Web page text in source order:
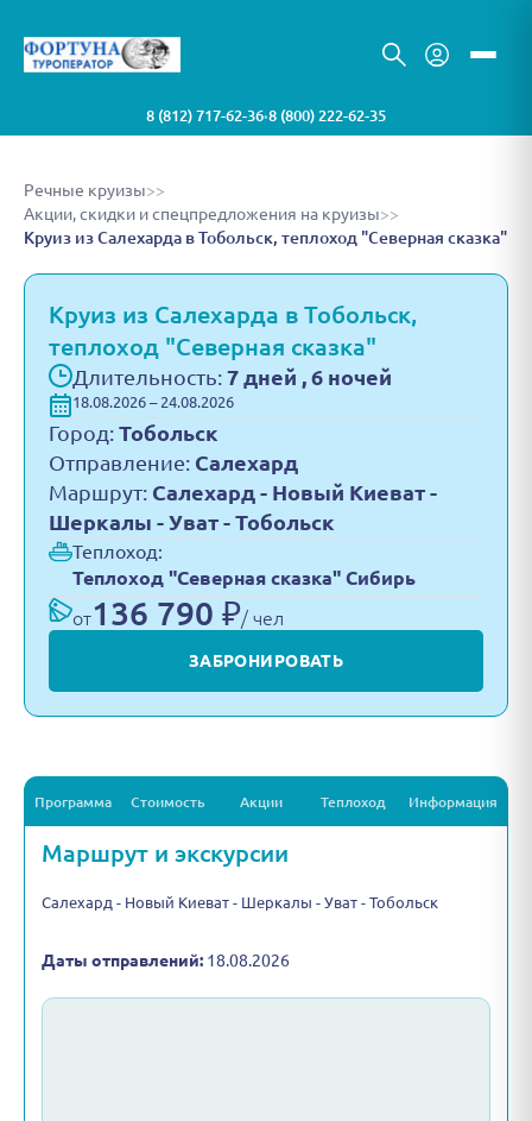
8 (812) 717-62-36•8 (800) 222-62-35
Речные круизы>>
Акции, скидки и спецпредложения на круизы>>
Круиз из Салехарда в Тобольск, теплоход "Северная сказка"
Круиз из Салехарда в Тобольск,
теплоход "Северная сказка"
Длительность: 7 дней , 6 ночей
18.08.2026 – 24.08.2026
Город: Тобольск
Отправление: Салехард
Маршрут: Салехард - Новый Киеват -
Шеркалы - Уват - Тобольск
Теплоход:
Теплоход "Северная сказка" Сибирь
от136 790 ₽/ чел
ЗАБРОНИРОВАТЬ
Программа Стоимость Акции Теплоход Информация
Маршрут и экскурсии
Салехард - Новый Киеват - Шеркалы - Уват - Тобольск
Даты отправлений: 18.08.2026